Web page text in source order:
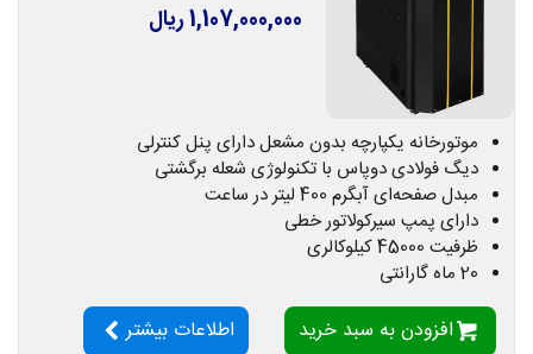
1,107,000,000 ریال
موتورخانه یکپارچه بدون مشعل دارای پنل کنترلی
دیگ فولادی دوپاس با تکنولوژی شعله برگشتی
مبدل صفحه‌ای آبگرم 400 لیتر در ساعت
دارای پمپ سیرکولاتور خطی
ظرفیت 45000 کیلوکالری
20 ماه گارانتی
افزودن به سبد خرید اطلاعات بیشتر